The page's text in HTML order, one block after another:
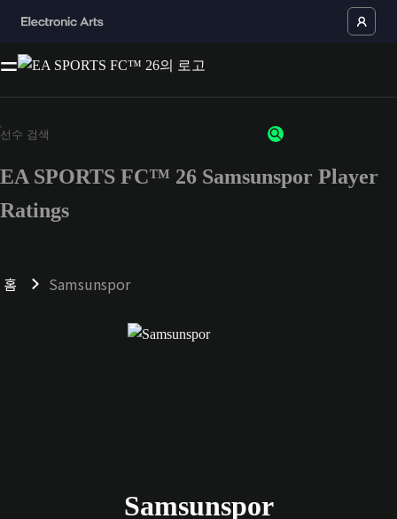
EA SPORTS FC™ 26 Samsunspor Player
Ratings
홈 Samsunspor
Samsunspor